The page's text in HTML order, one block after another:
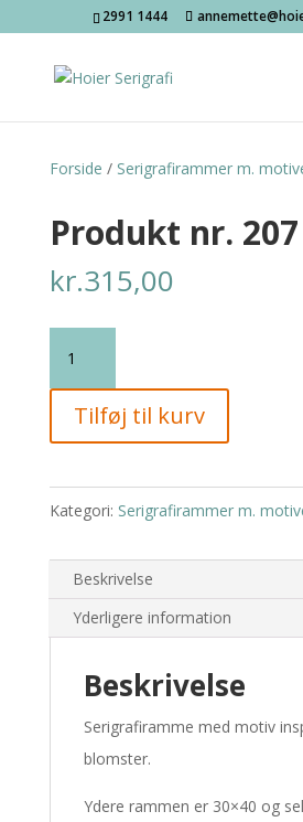
2991 1444
Forside / Serigrafirammer m.
Produkt nr. 207
kr.315,00
antal
Tilføj til kurv
Kategori: Serigrafirammer m.
Beskrivelse
Yderligere information
Beskrivelse
Serigrafiramme med motiv
blomster.
Ydere rammen er 30×40 og